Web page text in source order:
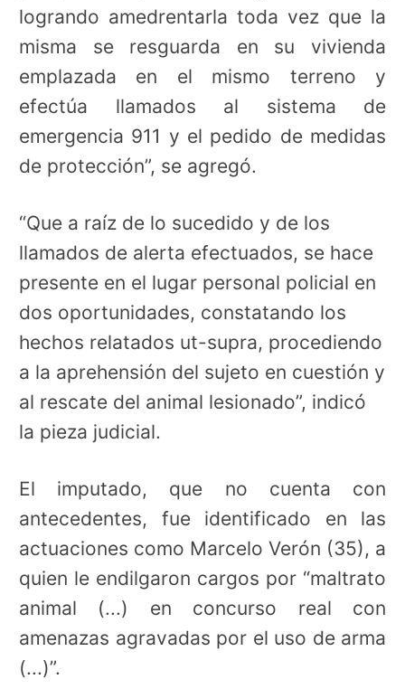
logrando amedrentarla toda vez que la
misma se resguarda en su vivienda
emplazada en el mismo terreno y
efectúa llamados al sistema de
emergencia 911 y el pedido de medidas
de protección”, se agregó.
“Que a raíz de lo sucedido y de los
llamados de alerta efectuados, se hace
presente en el lugar personal policial en
dos oportunidades, constatando los
hechos relatados ut-supra, procediendo
a la aprehensión del sujeto en cuestión y
al rescate del animal lesionado”, indicó
la pieza judicial.
El imputado, que no cuenta con
antecedentes, fue identificado en las
actuaciones como Marcelo Verón (35), a
quien le endilgaron cargos por “maltrato
animal (...) en concurso real con
amenazas agravadas por el uso de arma
(...)”.